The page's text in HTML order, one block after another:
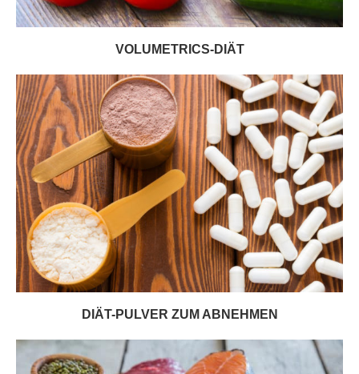
VOLUMETRICS-DIÄT
DIÄT-PULVER ZUM ABNEHMEN